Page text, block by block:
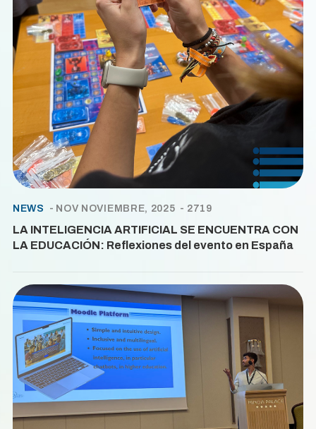
NEWS NOV NOVIEMBRE, 2025 2719
LA INTELIGENCIA ARTIFICIAL SE ENCUENTRA CON
LA EDUCACIÓN: Reflexiones del evento en España